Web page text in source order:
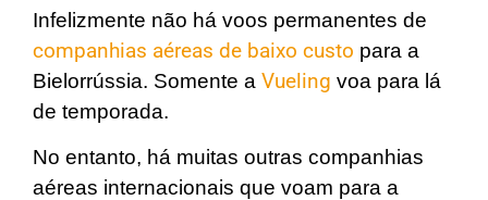
Infelizmente não há voos permanentes de
companhias aéreas de baixo custo para a
Bielorrússia. Somente a Vueling voa para lá
de temporada.
No entanto, há muitas outras companhias
aéreas internacionais que voam para a